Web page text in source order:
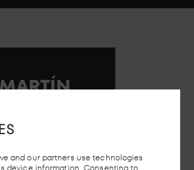
and our partners use technologies